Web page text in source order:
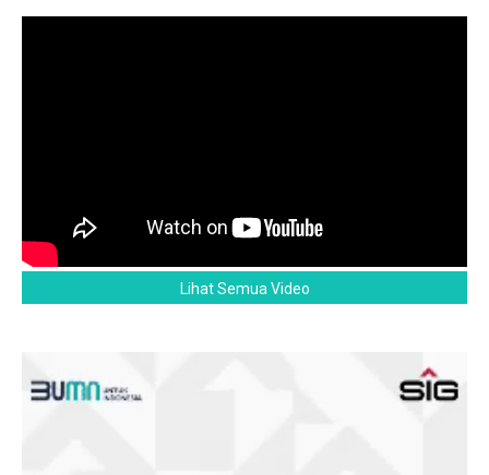
Lihat Semua Video